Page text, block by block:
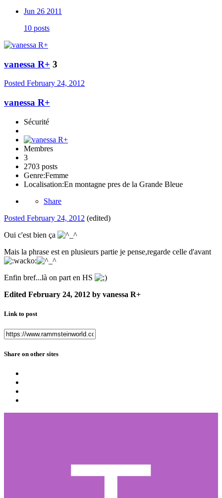
Jun 26 2011
10 posts
vanessa R+ 3
Posted February 24, 2012
vanessa R+
Sécurité
Membres
3
2703 posts
Genre:Femme
Localisation:En montagne pres de la Grande Bleue
Share
Posted February 24, 2012 (edited)
Oui c'est bien ça
Mais la phrase est en plusieurs partie je pense,regarde celle d'avant
Enfin bref...là on part en HS
Edited February 24, 2012 by vanessa R+
Link to post
Share on other sites